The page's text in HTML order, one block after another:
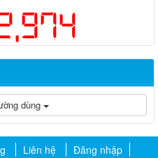
dùng
Liên hệ Đăng nhập